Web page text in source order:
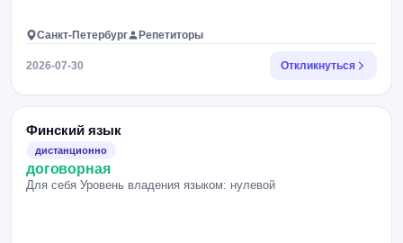
Санкт-Петербург Репетиторы
2026-07-30 Откликнуться
Финский язык
дистанционно
договорная
Для себя Уровень владения языком: нулевой